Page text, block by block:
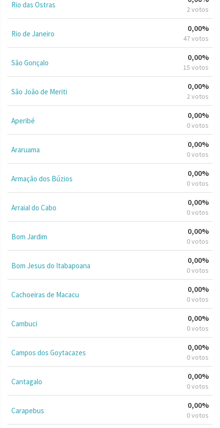
Rio das Ostras 2 votos
Rio de Janeiro
0,00%
47 votos
São Gonçalo
0,00%
15 votos
São João de Meriti
0,00%
2 votos
Aperibé
0,00%
0 votos
Araruama
0,00%
0 votos
Armação dos Búzios
0,00%
0 votos
Arraial do Cabo
0,00%
0 votos
Bom Jardim
0,00%
0 votos
Bom Jesus do Itabapoana
0,00%
0 votos
Cachoeiras de Macacu
0,00%
0 votos
Cambuci
0,00%
0 votos
Campos dos Goytacazes
0,00%
0 votos
Cantagalo
0,00%
0 votos
Carapebus
0,00%
0 votos